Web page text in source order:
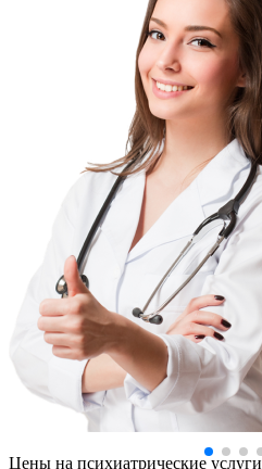
Цены на психиатрические услуги